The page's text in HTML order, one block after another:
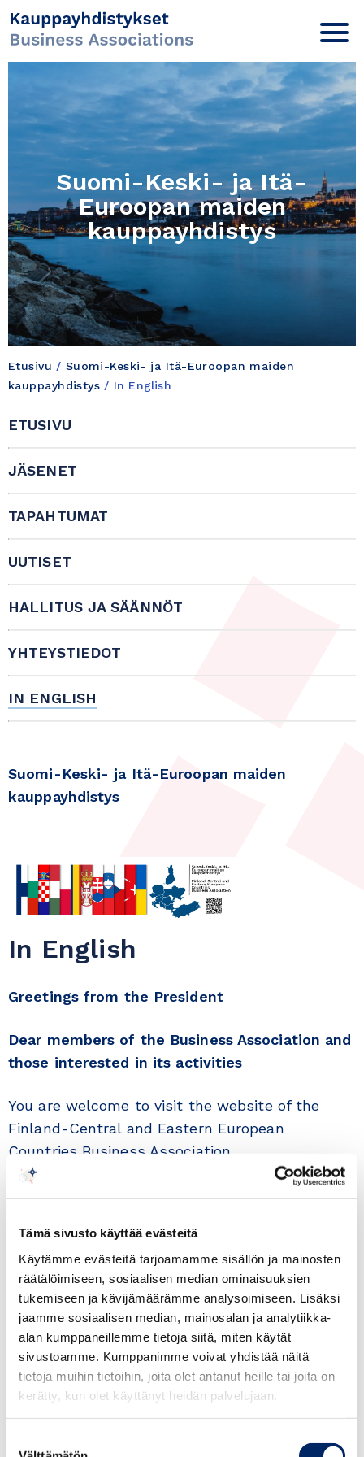
Tämä sivusto käyttää evästeitä
Käytämme evästeitä tarjoamamme sisällön ja mainosten
räätälöimiseen, sosiaalisen median ominaisuuksien
tukemiseen ja kävijämäärämme analysoimiseen. Lisäksi
jaamme sosiaalisen median, mainosalan ja analytiikka-
alan kumppaneillemme tietoja siitä, miten käytät
sivustoamme. Kumppanimme voivat yhdistää näitä
tietoja muihin tietoihin, joita olet antanut heille tai joita on
kerätty, kun olet käyttänyt heidän palvelujaan.
Suomi-Keski- ja Itä-
Euroopan maiden
kauppayhdistys
Etusivu / Suomi-Keski- ja Itä-Euroopan maiden
kauppayhdistys / In English
ETUSIVU
JÄSENET
TAPAHTUMAT
UUTISET
HALLITUS JA SÄÄNNÖT
YHTEYSTIEDOT
IN ENGLISH
Suomi-Keski- ja Itä-Euroopan maiden
kauppayhdistys
In English
Greetings from the President
Dear members of the Business Association and
those interested in its activities
You are welcome to visit the website of the
Finland-Central and Eastern European
Countries Business Association
Finland-Central and Eastern European
Business Association) promotes trade relations
between Finland and Bulgaria, the Czech
Republic, Croatia, Hungary, Montenegro, Poland,
Romania, Serbia, Slovakia and Ukraine. The
Business association can also organize activities
related to other regions if needed (for example
Caucasus, Central Asia and other parts of
Europe). Individuals and enterprises interested
in trade between Finland and the above-
mentioned countries can be accepted as